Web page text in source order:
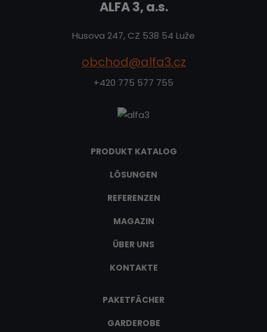
ALFA 3, a.s.
Husova 247, CZ 538 54 Luže
obchod@alfa3.cz
+420 775 577 755
PRODUKT KATALOG
LÖSUNGEN
REFERENZEN
MAGAZIN
ÜBER UNS
KONTAKTE
PAKETFÄCHER
GARDEROBE